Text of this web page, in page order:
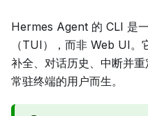
Hermes Agent 的 CLI 是
（TUI），而非 Web UI。
补全、对话历史、中断并
常驻终端的用户而生。